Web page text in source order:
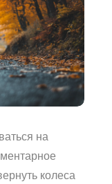
на
колеса